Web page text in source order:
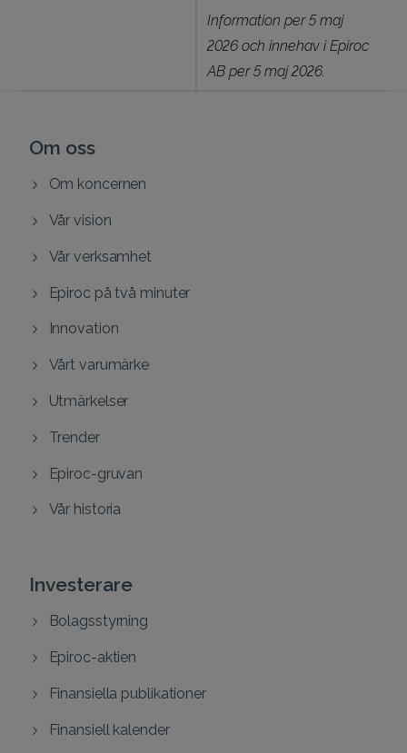
Information per 5 maj
2026 och innehav i Epiroc
AB per 5 maj 2026.
Om oss
Om koncernen
Vår vision
Vår verksamhet
Epiroc på två minuter
Innovation
Vårt varumärke
Utmärkelser
Trender
Epiroc-gruvan
Vår historia
Investerare
Bolagsstyrning
Epiroc-aktien
Finansiella publikationer
Finansiell kalender